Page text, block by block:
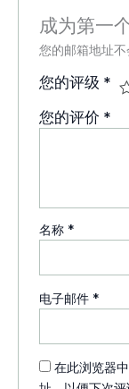
成为第一
您的邮箱地址不
您的评级 *
您的评价 *
名称 *
电子邮件 *
在此浏览器